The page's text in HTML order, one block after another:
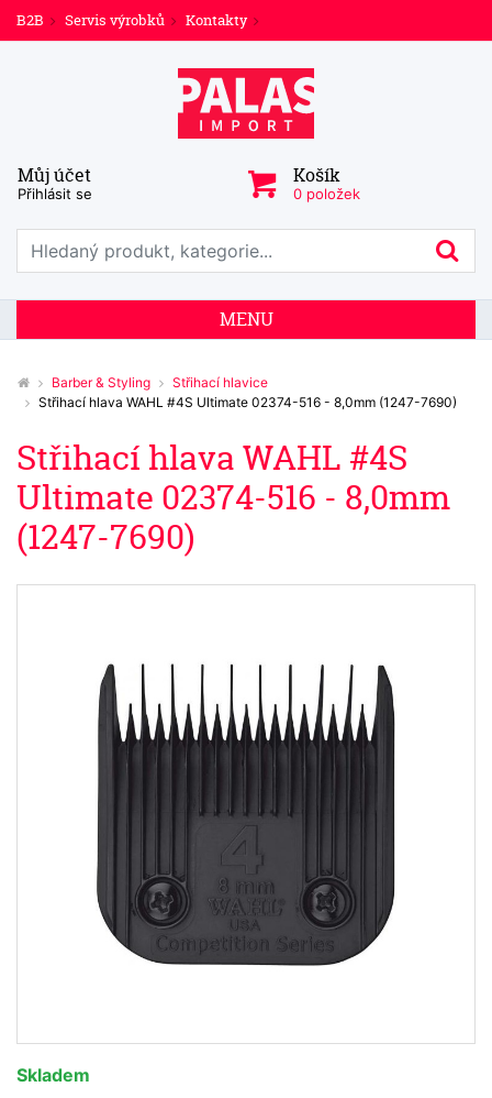
B2B Servis výrobků Kontakty
Můj účet
Přihlásit se
Košík
0 položek
Prohledat web
MENU
Barber & Styling
Střihací hlavice
Střihací hlava WAHL #4S Ultimate 02374-516 - 8,0mm (1247-7690)
Střihací hlava WAHL #4S
Ultimate 02374-516 - 8,0mm
(1247-7690)
Skladem